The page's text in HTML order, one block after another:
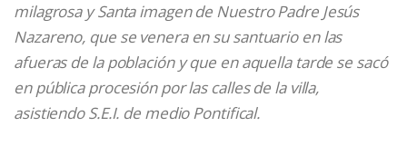
milagrosa y Santa imagen de Nuestro Padre Jesús
Nazareno, que se venera en su santuario en las
afueras de la población y que en aquella tarde se sacó
en pública procesión por las calles de la villa,
asistiendo S.E.I. de medio Pontifical.